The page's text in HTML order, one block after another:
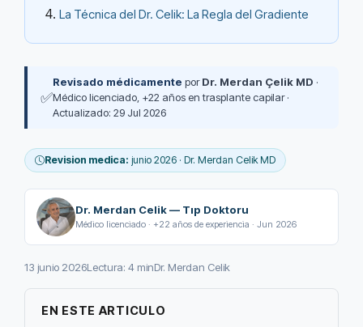
La Técnica del Dr. Celik: La Regla del Gradiente
✅
Revisado médicamente porDr. Merdan Çelik MD ·
Médico licenciado, +22 años en trasplante capilar ·
Actualizado: 29 Jul 2026
Revision medica: junio 2026 · Dr. Merdan Celik MD
Dr. Merdan Celik — Tıp Doktoru
Médico licenciado · +22 años de experiencia · Jun 2026
13 junio 2026Lectura: 4 minDr. Merdan Celik
EN ESTE ARTICULO